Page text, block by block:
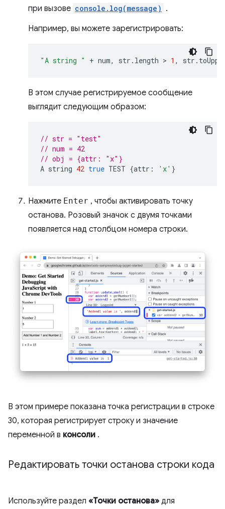
при вызове console.log(message) .
Например, вы можете зарегистрировать:
"A string " + num, str . length > 1 , str .
В этом случае регистрируемое сообщение
выглядит следующим образом:
// str = "test"
// num = 42
// obj = {attr: "x"}
A string 42 true TEST {attr : 'x' }
Нажмите Enter , чтобы активировать точку
останова. Розовый значок с двумя точками
появляется над столбцом номера строки.
В этом примере показана точка регистрации в строке
30, которая регистрирует строку и значение
переменной в консоли .
Редактировать точки останова строки кода
Используйте раздел «Точки останова» для